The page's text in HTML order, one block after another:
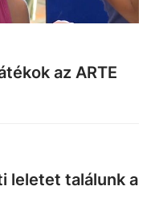
az ARTE
leletet találunk a